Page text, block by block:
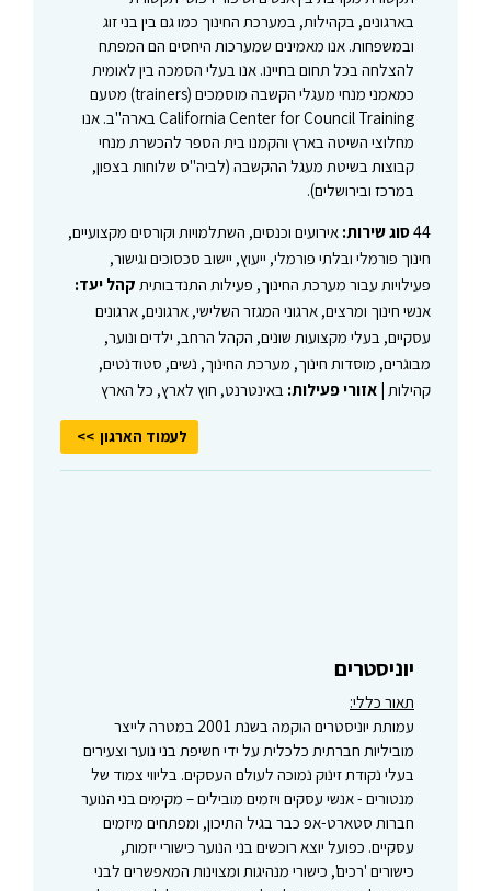
בארגונים, בקהילות, במערכת החינוך כמו גם בין בני זוג
ובמשפחות. אנו מאמינים שמערכות היחסים הם המפתח
להצלחה בכל תחום בחיינו. אנו בעלי הסמכה בין לאומית
כמאמני מנחי מעגלי הקשבה מוסמכים (trainers) מטעם
California Center for Council Training בארה"ב. אנו
מחלוצי השיטה בארץ והקמנו בית הספר להכשרת מנחי
קבוצות בשיטת מעגל ההקשבה (לביה"ס שלוחות בצפון,
במרכז ובירושלים).
44סוג שירות: אירועים וכנסים, השתלמויות וקורסים מקצועיים,
חינוך פורמלי ובלתי פורמלי, ייעוץ, יישוב סכסוכים וגישור,
פעילויות עבור מערכת החינוך, פעילות התנדבותית קהל יעד:
אנשי חינוך ומרצים, ארגוני המגזר השלישי, ארגונים, ארגונים
עסקיים, בעלי מקצועות שונים, הקהל הרחב, ילדים ונוער,
מבוגרים, מוסדות חינוך, מערכת החינוך, נשים, סטודנטים,
קהילות | אזורי פעילות: באינטרנט, חוץ לארץ, כל הארץ
לעמוד הארגון
יוניסטרים
תאור כללי:
עמותת יוניסטרים הוקמה בשנת 2001 במטרה לייצר
מוביליות חברתית כלכלית על ידי חשיפת בני נוער וצעירים
בעלי נקודת זינוק נמוכה לעולם העסקים. בליווי צמוד של
מנטורים - אנשי עסקים ויזמים מובילים – מקימים בני הנוער
חברות סטארט-אפ כבר בגיל התיכון, ומפתחים מיזמים
עסקיים. כפועל יוצא רוכשים בני הנוער כישורי יזמות,
כישורים 'רכים', כישורי מנהיגות ומצוינות המאפשרים לבני